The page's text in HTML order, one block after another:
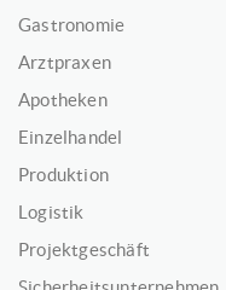
Gastronomie
Arztpraxen
Apotheken
Einzelhandel
Produktion
Logistik
Projektgeschäft